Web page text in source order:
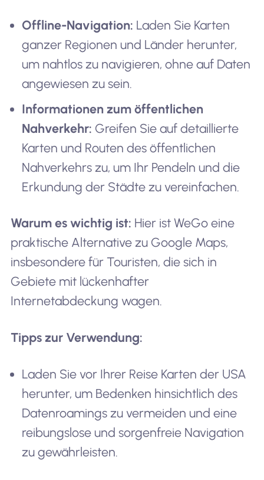
Offline-Navigation: Laden Sie Karten
ganzer Regionen und Länder herunter,
um nahtlos zu navigieren, ohne auf Daten
angewiesen zu sein.
Informationen zum öffentlichen
Nahverkehr: Greifen Sie auf detaillierte
Karten und Routen des öffentlichen
Nahverkehrs zu, um Ihr Pendeln und die
Erkundung der Städte zu vereinfachen.
Warum es wichtig ist: Hier ist WeGo eine
praktische Alternative zu Google Maps,
insbesondere für Touristen, die sich in
Gebiete mit lückenhafter
Internetabdeckung wagen.
Tipps zur Verwendung:
Laden Sie vor Ihrer Reise Karten der USA
herunter, um Bedenken hinsichtlich des
Datenroamings zu vermeiden und eine
reibungslose und sorgenfreie Navigation
zu gewährleisten.